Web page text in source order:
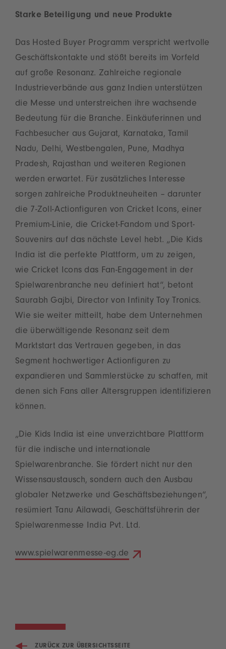
Starke Beteiligung und neue Produkte
Das Hosted Buyer Programm verspricht wertvolle
Geschäftskontakte und stößt bereits im Vorfeld
auf große Resonanz. Zahlreiche regionale
Industrieverbände aus ganz Indien unterstützen
die Messe und unterstreichen ihre wachsende
Bedeutung für die Branche. Einkäuferinnen und
Fachbesucher aus Gujarat, Karnataka, Tamil
Nadu, Delhi, Westbengalen, Pune, Madhya
Pradesh, Rajasthan und weiteren Regionen
werden erwartet. Für zusätzliches Interesse
sorgen zahlreiche Produktneuheiten – darunter
die 7-Zoll-Actionfiguren von Cricket Icons, einer
Premium-Linie, die Cricket-Fandom und Sport-
Souvenirs auf das nächste Level hebt. „Die Kids
India ist die perfekte Plattform, um zu zeigen,
wie Cricket Icons das Fan-Engagement in der
Spielwarenbranche neu definiert hat“, betont
Saurabh Gajbi, Director von Infinity Toy Tronics.
Wie sie weiter mitteilt, habe dem Unternehmen
die überwältigende Resonanz seit dem
Marktstart das Vertrauen gegeben, in das
Segment hochwertiger Actionfiguren zu
expandieren und Sammlerstücke zu schaffen, mit
denen sich Fans aller Altersgruppen identifizieren
können.
„Die Kids India ist eine unverzichtbare Plattform
für die indische und internationale
Spielwarenbranche. Sie fördert nicht nur den
Wissensaustausch, sondern auch den Ausbau
globaler Netzwerke und Geschäftsbeziehungen“,
resümiert Tanu Ailawadi, Geschäftsführerin der
Spielwarenmesse India Pvt. Ltd.
www.spielwarenmesse-eg.de
ZURÜCK ZUR ÜBERSICHTSSEITE